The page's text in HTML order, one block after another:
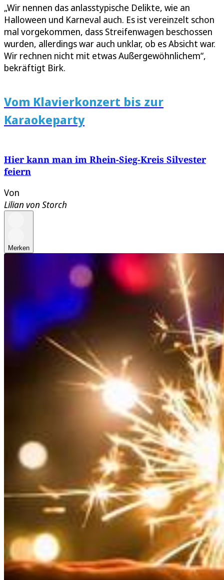
„Wir nennen das anlasstypische Delikte, wie an
Halloween und Karneval auch. Es ist vereinzelt schon
mal vorgekommen, dass Streifenwagen beschossen
wurden, allerdings war auch unklar, ob es Absicht war.
Wir rechnen nicht mit etwas Außergewöhnlichem“,
bekräftigt Birk.
Vom Klavierkonzert bis zur
Karaokeparty
Hier kann man im Rhein-Sieg-Kreis Silvester
feiern
Von
Lilian von Storch
Merken